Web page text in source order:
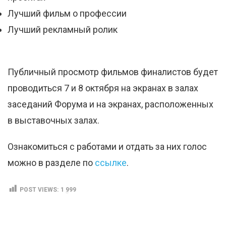
Лучший фильм о профессии
Лучший рекламный ролик
Публичный просмотр фильмов финалистов будет
проводиться 7 и 8 октября на экранах в залах
заседаний Форума и на экранах, расположенных
в выставочных залах.
Ознакомиться с работами и отдать за них голос
можно в разделе по ссылке.
POST VIEWS: 1 999